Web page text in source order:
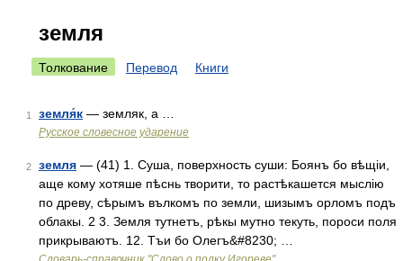
земля
Толкование Перевод Книги
1 земля́к — земляк, а …
Русское словесное ударение
2 земля — (41) 1. Суша, поверхность суши: Боянъ бо вѣщіи,
аще кому хотяше пѣснь творити, то растѣкашется мыслію
по древу, сѣрымъ вълкомъ по земли, шизымъ орломъ подъ
облакы. 2 3. Земля тутнетъ, рѣкы мутно текуть, пороси поля
прикрываютъ. 12. Тъи бо Олегъ&#8230; …